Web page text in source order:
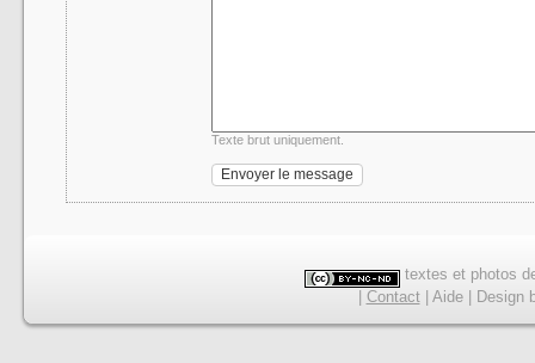
Texte brut uniquement.
textes et photos
Contact| Aide| Design